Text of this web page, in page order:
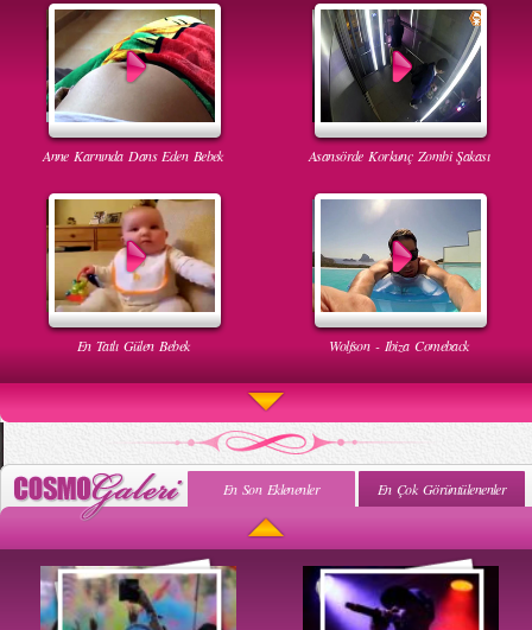
Anne Karnında Dans Eden Bebek Asansörde Korkunç Zombi Şakası
En Tatlı Gülen Bebek Wolfson - Ibiza Comeback
Uyuyan Bebeğe Gangnam Dinletilirse Ne Olur
En Son Eklenenler En Çok Görüntülenenler